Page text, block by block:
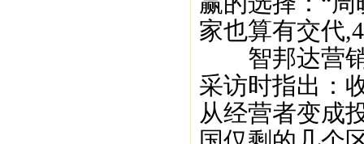
家也算有交代
智邦达营销
采访时指出：
从经营者变成